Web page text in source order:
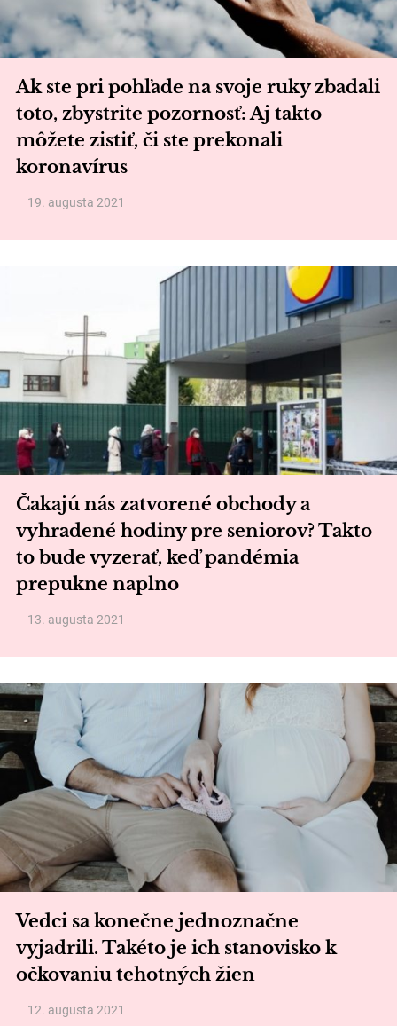
Ak ste pri pohľade na svoje ruky zbadali
toto, zbystrite pozornosť: Aj takto
môžete zistiť, či ste prekonali
koronavírus
19. augusta 2021
Čakajú nás zatvorené obchody a
vyhradené hodiny pre seniorov? Takto
to bude vyzerať, keď pandémia
prepukne naplno
13. augusta 2021
Vedci sa konečne jednoznačne
vyjadrili. Takéto je ich stanovisko k
očkovaniu tehotných žien
12. augusta 2021